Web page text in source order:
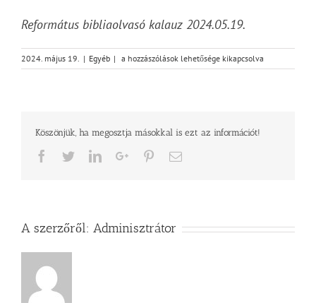
Református bibliaolvasó kalauz 2024.05.19.
2024. május 19. | Egyéb | 2024
AZ
Jelenések
bejegyzéshez
a hozzászólások lehetősége kikapcsolva
Köszönjük, ha megosztja másokkal is ezt az információt!
Facebook
TwitterLinkedInGoogle+PinterestEmail
A szerzőről: Adminisztrátor